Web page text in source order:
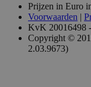
Prijzen in Euro
Voorwaarden |
KvK 20016498
Copyright ©
2.03.9673)